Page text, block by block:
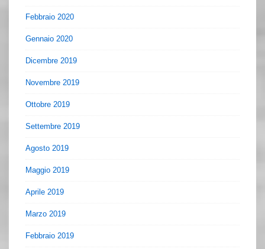
Febbraio 2020
Gennaio 2020
Dicembre 2019
Novembre 2019
Ottobre 2019
Settembre 2019
Agosto 2019
Maggio 2019
Aprile 2019
Marzo 2019
Febbraio 2019